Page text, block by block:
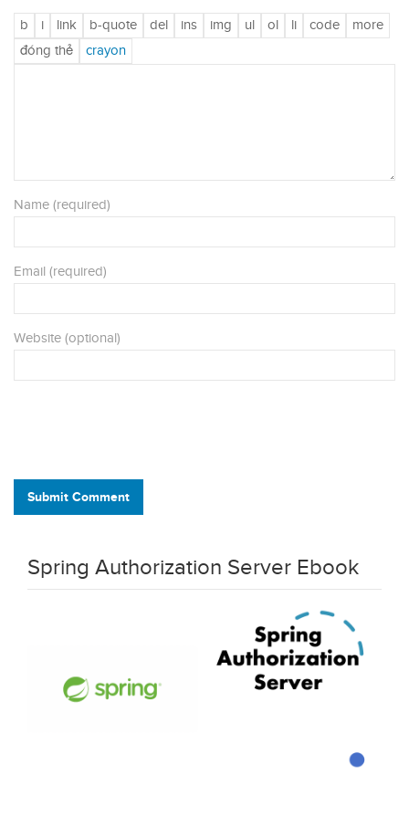
Name (required)
Email (required)
Website (optional)
Submit Comment
Spring Authorization Server Ebook